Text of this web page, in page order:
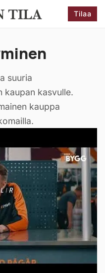
Tilaa
suuria
kaupan kasvulle.
kauppa